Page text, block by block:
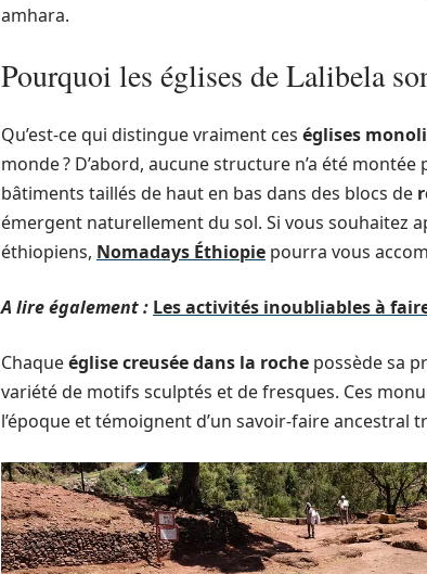
amhara.
Pourquoi les églises de Lalibela
Qu’est-ce qui distingue vraiment ces églises
monde ? D’abord, aucune structure n’a été
bâtiments taillés de haut en bas dans des blocs de
émergent naturellement du sol. Si vous souhaitez
éthiopiens, Nomadays Éthiopie pourra vous
A lire également : Les activités inoubliables à
Chaqueéglise creusée dans la roche possède sa
variété de motifs sculptés et de fresques. Ces
l’époque et témoignent d’un savoir-faire